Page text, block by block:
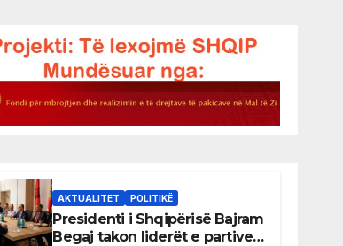
AKTUALITET POLITIKË
Presidenti i Shqipërisë Bajram
Begaj takon liderët e partive